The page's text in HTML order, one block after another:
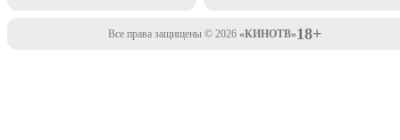
Все права защищены © 2026 «КИНОТВ»18+